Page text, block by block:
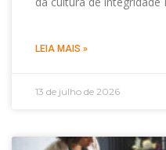
LEIA MAIS »
13 de julho de 2026